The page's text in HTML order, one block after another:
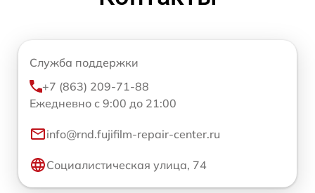
Служба поддержки
+7 (863) 209-71-88
Ежедневно с 9:00 до 21:00
info@rnd.fujifilm-repair-center.ru
Социалистическая улица, 74